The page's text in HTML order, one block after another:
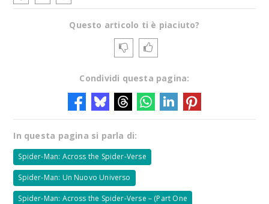
Questo articolo ti è piaciuto?
Condividi questa pagina:
In questa pagina si parla di:
Spider-Man: Across the Spider-Verse
Spider-Man: Un Nuovo Universo
Spider-Man: Across the Spider-Verse – (Part One